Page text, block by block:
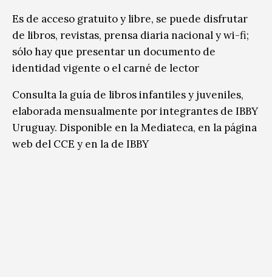
Es de acceso gratuito y libre, se puede disfrutar
de libros, revistas, prensa diaria nacional y wi-fi;
sólo hay que presentar un documento de
identidad vigente o el carné de lector
Consulta la guía de libros infantiles y juveniles,
elaborada mensualmente por integrantes de IBBY
Uruguay. Disponible en la Mediateca, en la página
web del CCE y en la de IBBY